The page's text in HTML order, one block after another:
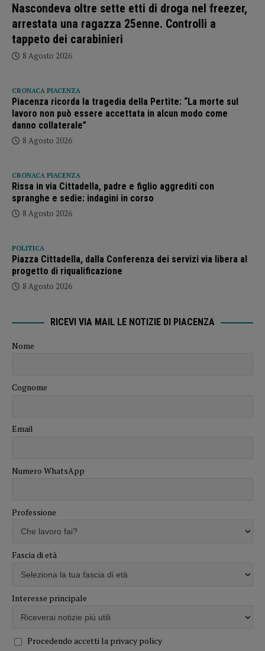
Nascondeva oltre sette etti di droga nel freezer,
arrestata una ragazza 25enne. Controlli a
tappeto dei carabinieri
8 Agosto 2026
CRONACA PIACENZA
Piacenza ricorda la tragedia della Pertite: “La morte sul
lavoro non può essere accettata in alcun modo come
danno collaterale”
8 Agosto 2026
CRONACA PIACENZA
Rissa in via Cittadella, padre e figlio aggrediti con
spranghe e sedie: indagini in corso
8 Agosto 2026
POLITICA
Piazza Cittadella, dalla Conferenza dei servizi via libera al
progetto di riqualificazione
8 Agosto 2026
RICEVI VIA MAIL LE NOTIZIE DI PIACENZA
Nome
Cognome
Email
Numero WhatsApp
Professione
Fascia di età
Interesse principale
Procedendo accetti la privacy policy